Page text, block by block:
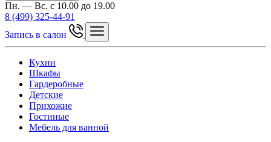
Пн. — Вс. с 10.00 до 19.00
8 (499) 325-44-91
Запись в салон
Кухни
Шкафы
Гардеробные
Детские
Прихожие
Гостиные
Мебель для ванной